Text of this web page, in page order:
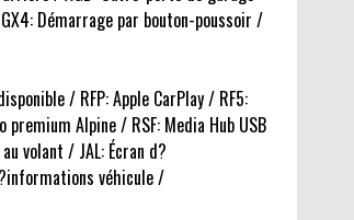
Démarrage par bouton-poussoir /
/ RFP: Apple CarPlay / RF5:
Alpine / RSF: Media Hub USB
volant / JAL: Écran d?
véhicule /